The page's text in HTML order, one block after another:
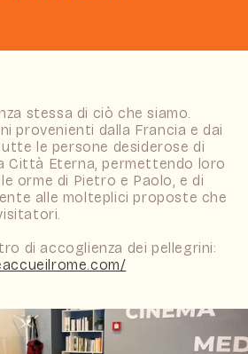
stessa di ciò che siamo.
provenienti dalla Francia e dai
le persone desiderose di
Città Eterna, permettendo loro
orme di Pietro e Paolo, e di
alle molteplici proposte che
di accoglienza dei pellegrini: